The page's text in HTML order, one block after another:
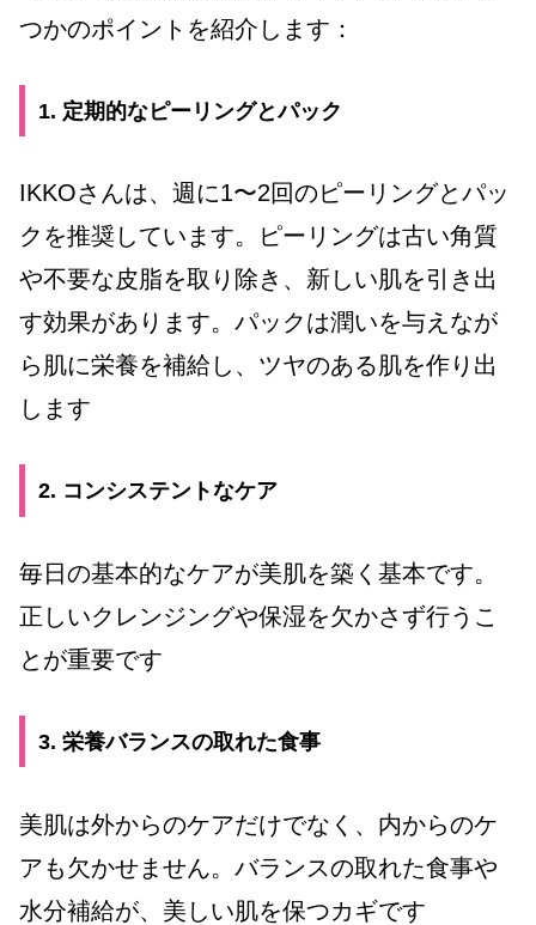
つかのポイントを紹介します：
1. 定期的なピーリングとパック
IKKOさんは、週に1〜2回のピーリングとパッ
クを推奨しています。ピーリングは古い角質
や不要な皮脂を取り除き、新しい肌を引き出
す効果があります。パックは潤いを与えなが
ら肌に栄養を補給し、ツヤのある肌を作り出
します
2. コンシステントなケア
毎日の基本的なケアが美肌を築く基本です。
正しいクレンジングや保湿を欠かさず行うこ
とが重要です
3. 栄養バランスの取れた食事
美肌は外からのケアだけでなく、内からのケ
アも欠かせません。バランスの取れた食事や
水分補給が、美しい肌を保つカギです